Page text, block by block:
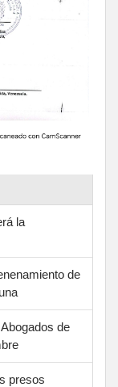
la
de
de
presos